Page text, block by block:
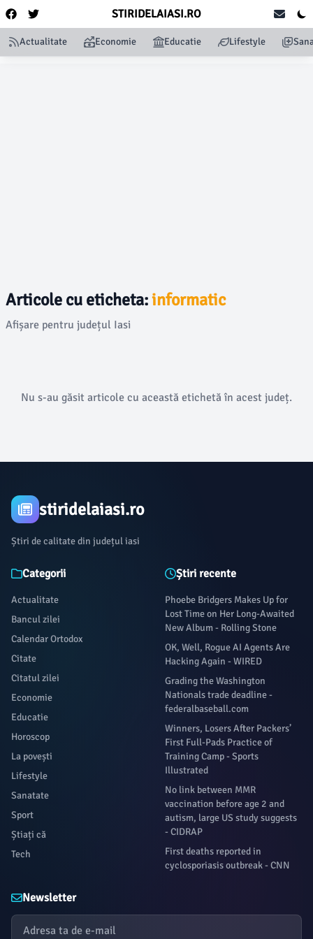
STIRIDELAIASI.RO
Actualitate Economie Educatie Lifestyle
Articole cu eticheta:informatic
Afișare pentru județul Iasi
Nu s-au găsit articole cu această etichetă în acest județ.
stiridelaiasi.ro
Știri de calitate din județul iasi
Categorii
Actualitate
Bancul zilei
Calendar Ortodox
Citate
Citatul zilei
Economie
Educatie
Horoscop
La povești
Lifestyle
Sanatate
Sport
Știați că
Tech
Știri recente
Phoebe Bridgers Makes Up for
Lost Time on Her Long-Awaited
New Album - Rolling Stone
OK, Well, Rogue AI Agents Are
Hacking Again - WIRED
Grading the Washington
Nationals trade deadline -
federalbaseball.com
Winners, Losers After Packers’
First Full-Pads Practice of
Training Camp - Sports
Illustrated
No link between MMR
vaccination before age 2 and
autism, large US study suggests
- CIDRAP
First deaths reported in
cyclosporiasis outbreak - CNN
Newsletter